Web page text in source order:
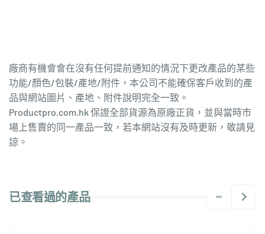
廠商有機會會在沒有任何提前通知的情況下更改產品的某些
功能/顏色/包裝/產地/附件，本公司不能確保客戶收到的產
品與網站圖片、產地、附件說明完全一致。
Productpro.com.hk 保證全部貨源為原廠正貨，並與當時市
場上售賣的同一產品一致，若本網站沒有及時更新，敬請見
諒。
已查看過的產品